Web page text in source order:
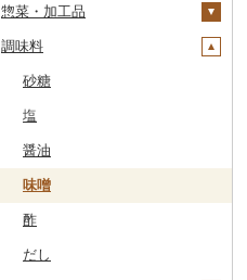
仙台牛
米沢牛
山形牛
上州牛
飛騨牛
神戸牛・神戸ビーフ
水炊き
地鶏
赤鶏さつま
キャビア
その他魚卵
鮑（アワビ）
牡蠣（カキ）
あさり
サザエ
はまぐり
鮮魚
鮭・サーモン
マグロ
カツオ
金目鯛
くじら
イカ・タコ
イカ
海苔・海藻
わかめ
ひじき
干物
ししゃも
その他干物
その他魚介・加工品
しらす・ちりめん
その他魚介・加工品
コシヒカリ
はえぬき
さがびより
ひとめぼれ
ミルキークィーン
その他米
その他ぶどう・マスカ
梨
和梨
洋梨・ラフランス
マンゴー
みかん・柑橘
レモン
不知火・デコポン
文旦
すいか
キウイ
柿（カキ）
ドライフルーツ
干し柿
その他果物
根菜
人参
大根
レンコン
にんにく・生姜
アスパラガス
豆
きのこ
しいたけ
松茸
その他野菜
山菜
茄子
バター
その他乳製品
地ビール・クラフトビ
純米吟醸
大吟醸
吟醸
芋焼酎
麦焼酎
米焼酎
その他焼酎
梅酒
泡盛
ワイン
赤ワイン
シャンパン・スパーク
リングワイン
ウイスキー
リキュール・洋酒
甘酒
ノンアルコール
その他酒
飲料
コーヒー豆
粉
茶
飲料
茶葉・ティーバッグ
足柄茶
知覧茶
その他茶
果汁飲料
りんごジュース
その他果汁飲料
紅茶
茶葉・ティーバッグ
その他飲料・ジュース
野菜ジュース
炭酸飲料
その他飲料・ジュース
クッキー
焼き菓子
プリン
ゼリー
チョコレート
カステラ
アイス・ジェラート
その他洋菓子
ラーメン
うどん
そば
パスタ
ひやむぎ
そうめん
その他麺
惣菜・加工品
惣菜
餃子
コロッケ
その他惣菜
カレー・シチュー
シチュー
鍋
肉
魚
ピザ
レトルト
スープ
豆腐・納豆
調味料
砂糖
塩
醤油
味噌
酢
だし